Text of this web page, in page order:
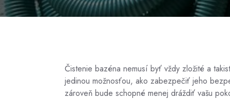
Čistenie bazéna nemusí byť vždy zložité a
jedinou možnosťou, ako zabezpečiť jeho
zároveň bude schopné menej dráždiť vašu